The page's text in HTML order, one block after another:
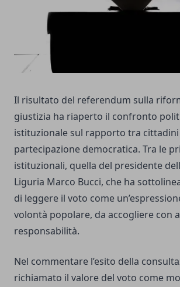
Il risultato del referendum sulla
giustizia ha riaperto il confronto
istituzionale sul rapporto tra
partecipazione democratica. Tra le
istituzionali, quella del presidente
Liguria Marco Bucci, che ha
di leggere il voto come
volontà popolare, da accogliere con
responsabilità.
Nel commentare l’esito della
richiamato il valore del voto come